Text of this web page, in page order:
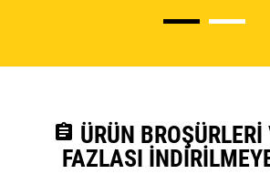
assignment ÜRÜN
FAZLASI